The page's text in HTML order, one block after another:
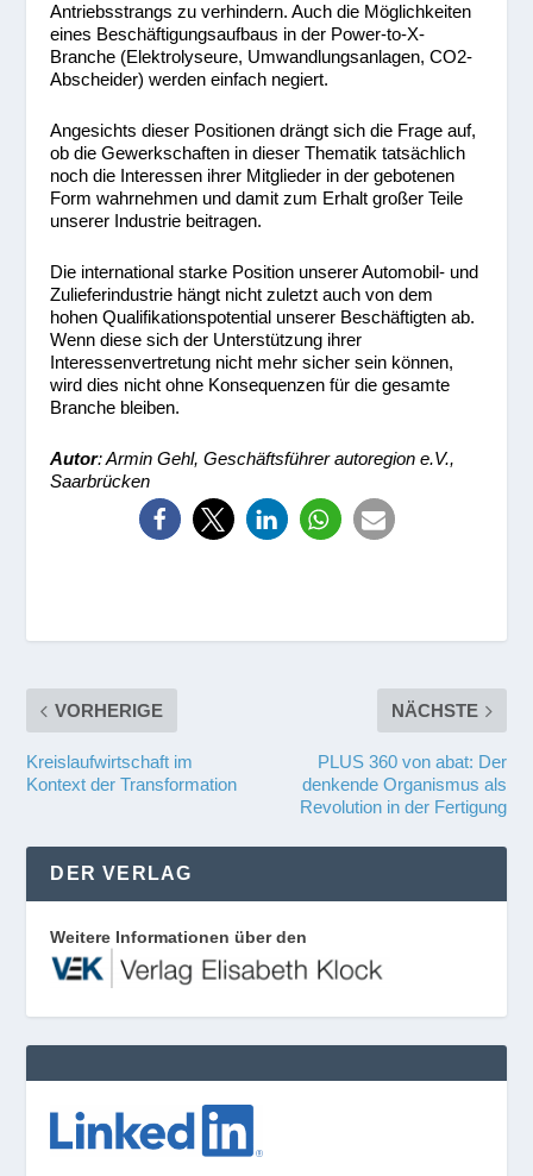
Antriebsstrangs zu verhindern. Auch die Möglichkeiten
eines Beschäftigungsaufbaus in der Power-to-X-
Branche (Elektrolyseure, Umwandlungsanlagen, CO2-
Abscheider) werden einfach negiert.
Angesichts dieser Positionen drängt sich die Frage auf,
ob die Gewerkschaften in dieser Thematik tatsächlich
noch die Interessen ihrer Mitglieder in der gebotenen
Form wahrnehmen und damit zum Erhalt großer Teile
unserer Industrie beitragen.
Die international starke Position unserer Automobil- und
Zulieferindustrie hängt nicht zuletzt auch von dem
hohen Qualifikationspotential unserer Beschäftigten ab.
Wenn diese sich der Unterstützung ihrer
Interessenvertretung nicht mehr sicher sein können,
wird dies nicht ohne Konsequenzen für die gesamte
Branche bleiben.
Autor: Armin Gehl, Geschäftsführer autoregion e.V.,
Saarbrücken
VORHERIGE
Kreislaufwirtschaft im
Kontext der Transformation
NÄCHSTE
PLUS 360 von abat: Der
denkende Organismus als
Revolution in der Fertigung
DER VERLAG
Weitere Informationen über den